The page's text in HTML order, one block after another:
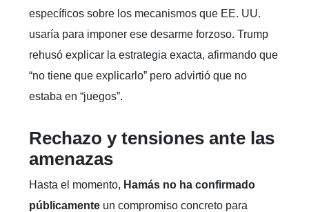
específicos sobre los mecanismos que EE. UU.
usaría para imponer ese desarme forzoso. Trump
rehusó explicar la estrategia exacta, afirmando que
“no tiene que explicarlo” pero advirtió que no
estaba en “juegos”.
Rechazo y tensiones ante las
amenazas
Hasta el momento, Hamás no ha confirmado
públicamente un compromiso concreto para